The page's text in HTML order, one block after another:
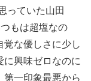
っていた山田
もは超塩なの
覚な優しさに少し
に興味ゼロなのに
第一印象最悪から